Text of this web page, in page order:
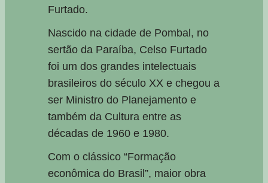
Furtado.
Nascido na cidade de Pombal, no
sertão da Paraíba, Celso Furtado
foi um dos grandes intelectuais
brasileiros do século XX e chegou a
ser Ministro do Planejamento e
também da Cultura entre as
décadas de 1960 e 1980.
Com o clássico “Formação
econômica do Brasil”, maior obra